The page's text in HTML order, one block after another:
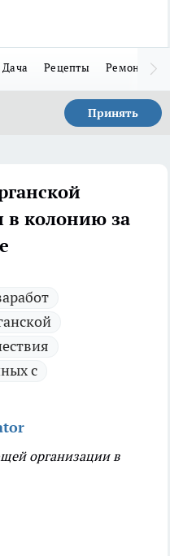
Дача Рецепты Ремонт
Принять
в колонию за
с
организации в